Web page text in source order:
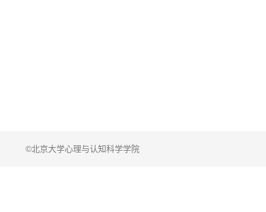
©北京大学心理与认知科学学院